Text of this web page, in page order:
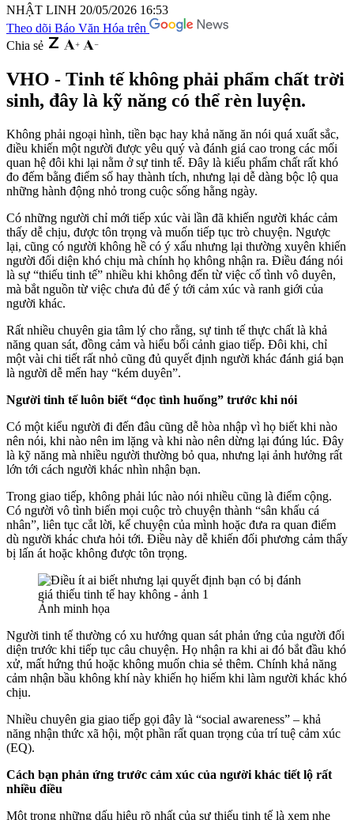
NHẬT LINH 20/05/2026 16:53
Theo dõi Báo Văn Hóa trên
Chia sẻ
VHO - Tinh tế không phải phẩm chất trời
sinh, đây là kỹ năng có thể rèn luyện.
Không phải ngoại hình, tiền bạc hay khả năng ăn nói quá xuất sắc,
điều khiến một người được yêu quý và đánh giá cao trong các mối
quan hệ đôi khi lại nằm ở sự tinh tế. Đây là kiểu phẩm chất rất khó
đo đếm bằng điểm số hay thành tích, nhưng lại dễ dàng bộc lộ qua
những hành động nhỏ trong cuộc sống hằng ngày.
Có những người chỉ mới tiếp xúc vài lần đã khiến người khác cảm
thấy dễ chịu, được tôn trọng và muốn tiếp tục trò chuyện. Ngược
lại, cũng có người không hề có ý xấu nhưng lại thường xuyên khiến
người đối diện khó chịu mà chính họ không nhận ra. Điều đáng nói
là sự “thiếu tinh tế” nhiều khi không đến từ việc cố tình vô duyên,
mà bắt nguồn từ việc chưa đủ để ý tới cảm xúc và ranh giới của
người khác.
Rất nhiều chuyên gia tâm lý cho rằng, sự tinh tế thực chất là khả
năng quan sát, đồng cảm và hiểu bối cảnh giao tiếp. Đôi khi, chỉ
một vài chi tiết rất nhỏ cũng đủ quyết định người khác đánh giá bạn
là người dễ mến hay “kém duyên”.
Người tinh tế luôn biết “đọc tình huống” trước khi nói
Có một kiểu người đi đến đâu cũng dễ hòa nhập vì họ biết khi nào
nên nói, khi nào nên im lặng và khi nào nên dừng lại đúng lúc. Đây
là kỹ năng mà nhiều người thường bỏ qua, nhưng lại ảnh hưởng rất
lớn tới cách người khác nhìn nhận bạn.
Trong giao tiếp, không phải lúc nào nói nhiều cũng là điểm cộng.
Có người vô tình biến mọi cuộc trò chuyện thành “sân khấu cá
nhân”, liên tục cắt lời, kể chuyện của mình hoặc đưa ra quan điểm
dù người khác chưa hỏi tới. Điều này dễ khiến đối phương cảm thấy
bị lấn át hoặc không được tôn trọng.
Ảnh minh họa
Người tinh tế thường có xu hướng quan sát phản ứng của người đối
diện trước khi tiếp tục câu chuyện. Họ nhận ra khi ai đó bắt đầu khó
xử, mất hứng thú hoặc không muốn chia sẻ thêm. Chính khả năng
cảm nhận bầu không khí này khiến họ hiếm khi làm người khác khó
chịu.
Nhiều chuyên gia giao tiếp gọi đây là “social awareness” – khả
năng nhận thức xã hội, một phần rất quan trọng của trí tuệ cảm xúc
(EQ).
Cách bạn phản ứng trước cảm xúc của người khác tiết lộ rất
nhiều điều
Một trong những dấu hiệu rõ nhất của sự thiếu tinh tế là xem nhẹ